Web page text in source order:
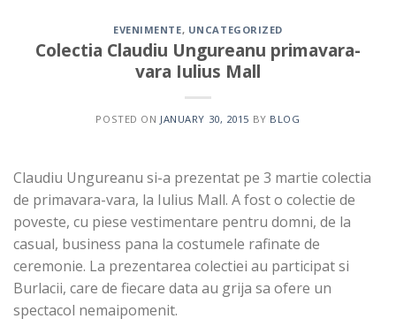
EVENIMENTE, UNCATEGORIZED
Colectia Claudiu Ungureanu primavara-
vara Iulius Mall
POSTED ON JANUARY 30, 2015 BY BLOG
Claudiu Ungureanu si-a prezentat pe 3 martie colectia
de primavara-vara, la Iulius Mall. A fost o colectie de
poveste, cu piese vestimentare pentru domni, de la
casual, business pana la costumele rafinate de
ceremonie. La prezentarea colectiei au participat si
Burlacii, care de fiecare data au grija sa ofere un
spectacol nemaipomenit.